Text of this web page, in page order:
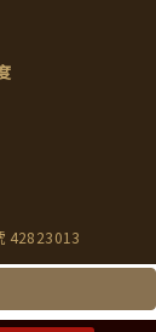
42823013